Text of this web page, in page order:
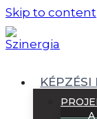
Skip to content
KÉPZÉSI